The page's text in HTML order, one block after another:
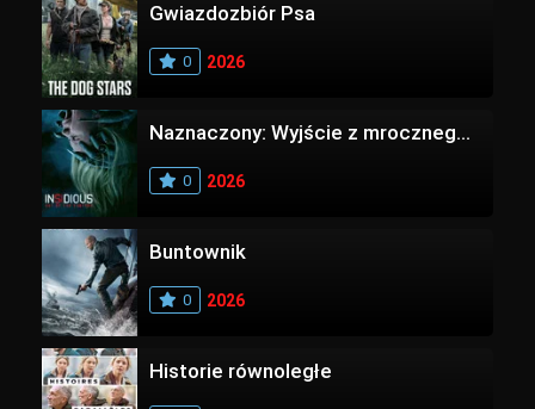
Gwiazdozbiór Psa
0 2026
Naznaczony: Wyjście z mrocznego wymiaru
0 2026
Buntownik
0 2026
Historie równoległe